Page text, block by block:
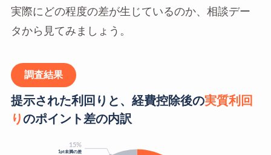
実際にどの程度の差が生じているのか、相談デー
タから見てみましょう。
調査結果
提示された利回りと、経費控除後の実質利回
り のポイント差の内訳
15%
1pt未満の差